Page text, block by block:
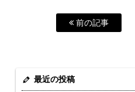
前の記事
最近の投稿